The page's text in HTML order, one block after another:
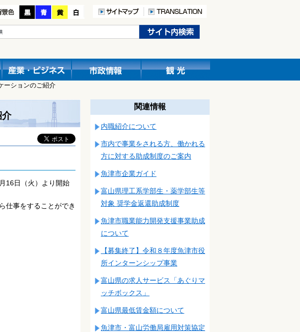
ーションのご紹介
介
16日（火）より開始
仕事をすることができ
関連情報
内職紹介について
市内で事業をされる方、働かれる
方に対する助成制度のご案内
魚津市企業ガイド
富山県理工系学部生・薬学部生等
対象 奨学金返還助成制度
魚津市職業能力開発支援事業助成
について
【募集終了】令和８年度魚津市役
所インターンシップ事業
富山県の求人サービス「あぐりマ
ッチボックス」
富山県最低賃金額について
魚津市・富山労働局雇用対策協定